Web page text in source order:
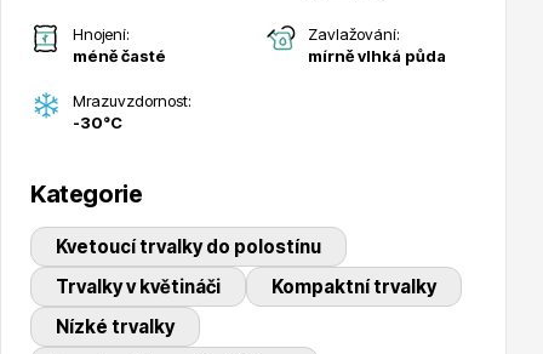
Hnojení:
méně časté
Zavlažování:
mírně vlhká půda
Mrazuvzdornost:
-30°C
Kategorie
Kvetoucí trvalky do polostínu
Trvalky v květináči
Kompaktní trvalky
Nízké trvalky